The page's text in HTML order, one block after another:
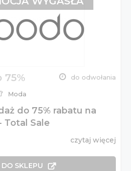
75% do odwołania
Moda
do 75% rabatu na
Total Sale
czytaj więcej
DO SKLEPU